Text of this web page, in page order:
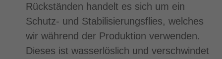
Rückständen handelt es sich um ein
Schutz- und Stabilisierungsflies, welches
wir während der Produktion verwenden.
Dieses ist wasserlöslich und verschwindet